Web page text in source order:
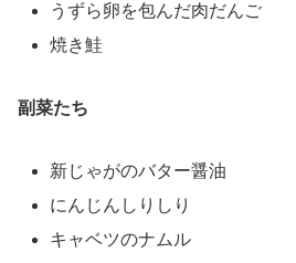
うずら卵を包んだ肉だんご
焼き鮭
副菜たち
新じゃがのバター醤油
にんじんしりしり
キャベツのナムル